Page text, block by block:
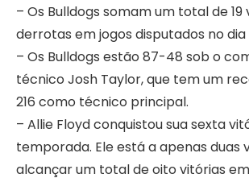
– Os Bulldogs somam um total de 19
derrotas em jogos disputados no dia
– Os Bulldogs estão 87-48 sob o
técnico Josh Taylor, que tem um
216 como técnico principal.
– Allie Floyd conquistou sua sexta
temporada. Ele está a apenas duas
alcançar um total de oito vitórias em